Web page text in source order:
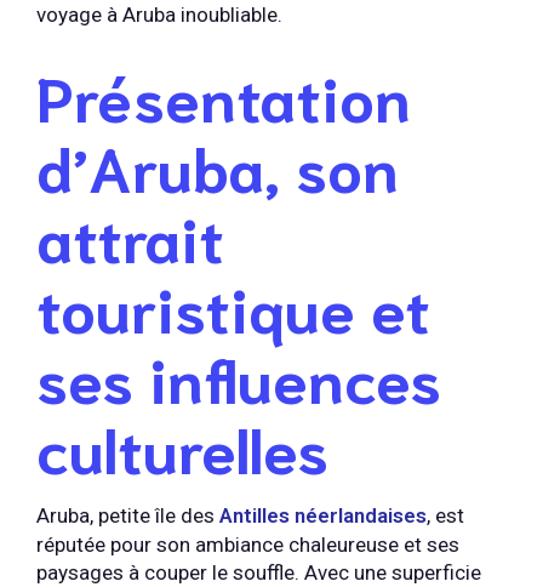
voyage à Aruba inoubliable.
Présentation
d’Aruba, son
attrait
touristique et
ses influences
culturelles
Aruba, petite île des Antilles néerlandaises, est
réputée pour son ambiance chaleureuse et ses
paysages à couper le souffle. Avec une superficie